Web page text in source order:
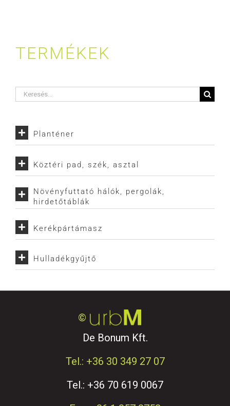
TERMÉKEK
Keresés...
Planténer
Köztéri pad, szék, asztal
Növényfuttató hálók, pergolák,
hirdetőtáblák
Kerékpártámasz
Hulladékgyűjtő
©
De Bonum Kft.
Tel.: +36 30 349 27 07
Tel.: +36 70 619 0067